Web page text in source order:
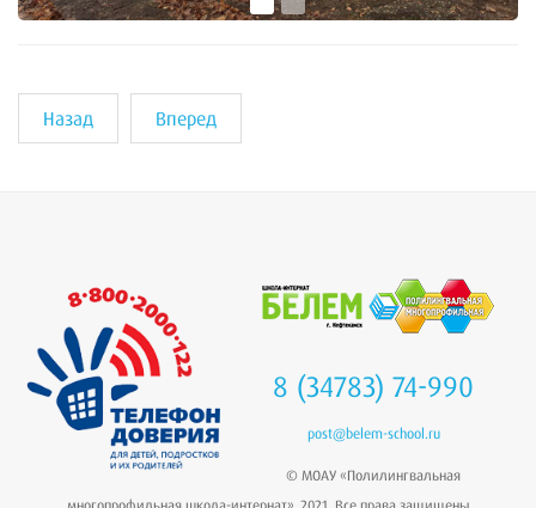
Назад Вперед
8 (34783) 74-990
post@belem-school.ru
© МОАУ «Полилингвальная